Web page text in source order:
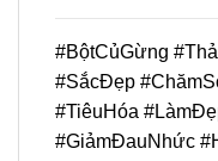
#BộtCủGừng
#SắcĐẹp
#TiêuHóa
#GiảmĐauNhức